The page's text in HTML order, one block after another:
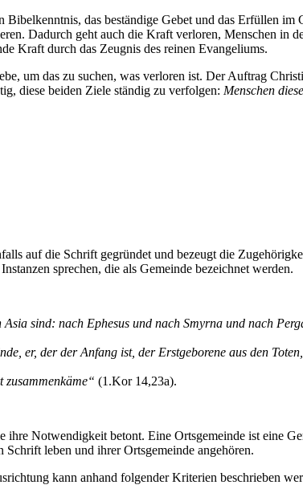
das beständige Gebet und das Erfüllen im
Dadurch geht auch die Kraft verloren, Menschen in
Kraft durch das Zeugnis des reinen Evangeliums.
um das zu suchen, was verloren ist. Der Auftrag
diese beiden Ziele ständig zu verfolgen: Menschen
auf die Schrift gegründet und bezeugt die
sprechen, die als Gemeinde bezeichnet werden.
Asia sind: nach Ephesus und nach Smyrna und nach
er, der der Anfang ist, der Erstgeborene aus den
zusammenkäme“ (1.Kor 14,23a).
Notwendigkeit betont. Eine Ortsgemeinde ist eine
leben und ihrer Ortsgemeinde angehören.
kann anhand folgender Kriterien beschrieben